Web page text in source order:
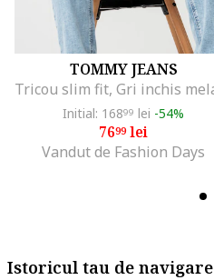
TOMMY JEANS
Initial: 16899 lei -54%
7699lei
Vandut de Fashion Days
Istoricul tau de navigare